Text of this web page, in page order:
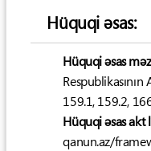
Hüquqi əsas:
Hüquqi əsas
159.1, 159.2,
Hüquqi əsas akt
qanun.az/